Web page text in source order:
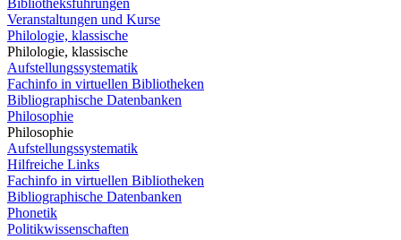
Bibliotheksführungen
Veranstaltungen und Kurse
Philologie, klassische
Philologie, klassische
Aufstellungssystematik
Fachinfo in virtuellen Bibliotheken
Bibliographische Datenbanken
Philosophie
Philosophie
Aufstellungssystematik
Hilfreiche Links
Fachinfo in virtuellen Bibliotheken
Bibliographische Datenbanken
Phonetik
Politikwissenschaften